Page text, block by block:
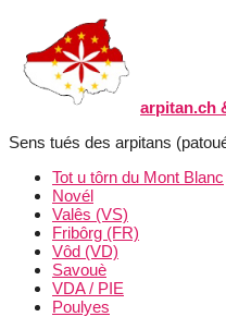
arpitan.ch
Sens tués des arpitans
Tot u tôrn du Mont Blanc
Novél
Valês (VS)
Fribôrg (FR)
Vôd (VD)
Savouè
VDA / PIE
Poulyes